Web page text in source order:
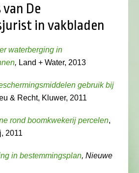
De
in vakbladen
waterberging in
, Land + Water, 2013
gebruik bij
& Recht, Kluwer, 2011
rond boomkwekerij percelen,
2011
in bestemmingsplan, Nieuwe